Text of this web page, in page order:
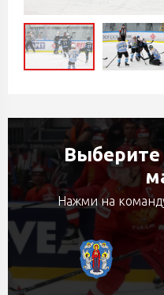
Выберите
Нажми на